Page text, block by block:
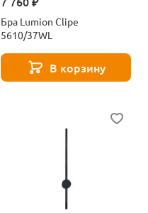
Бра Lumion Clipe
5610/37WL
В корзину